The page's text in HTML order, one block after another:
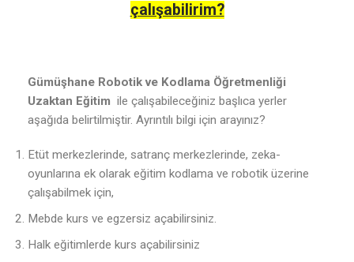
çalışabilirim?
Gümüşhane Robotik ve Kodlama Öğretmenliği
Uzaktan Eğitim ile çalışabileceğiniz başlıca yerler
aşağıda belirtilmiştir. Ayrıntılı bilgi için arayınız?
Etüt merkezlerinde, satranç merkezlerinde, zeka-
oyunlarına ek olarak eğitim kodlama ve robotik üzerine
çalışabilmek için,
Mebde kurs ve egzersiz açabilirsiniz.
Halk eğitimlerde kurs açabilirsiniz